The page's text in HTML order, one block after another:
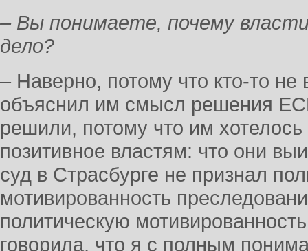
– Вы понимаете, почему
дело?
– Наверно, потому что кто-то
объяснил им смысл решения
решили, потому что им хотелось
позитивное властям: что они
суд в Страсбурге не признал
мотивированность
политическую
говорила, что я с полным